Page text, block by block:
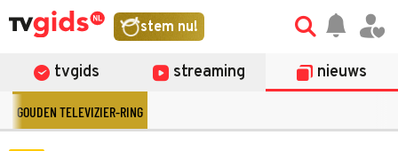
stem nu!
tvgids streaming nieuws
GOUDEN TELEVIZIER-RING